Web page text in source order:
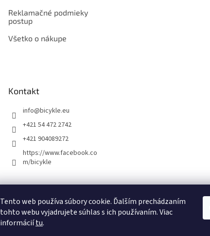
Tento web používa súbory cookie. Ďalším prechádzaním
tohto webu vyjadrujete súhlas s ich používaním. Viac
informáciítu.
Reklamačné podmieky
postup
Všetko o nákupe
Kontakt
info@bicykle.eu
+421 54 472 2742
+421 904089272
https://www.facebook.co
m/bicykle